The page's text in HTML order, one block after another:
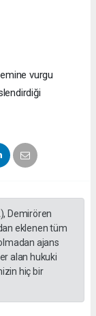
vurgu
Demirören
eklenen tüm
ajans
alan hukuki
hiç bir